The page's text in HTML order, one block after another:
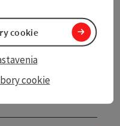
cookie
cookie